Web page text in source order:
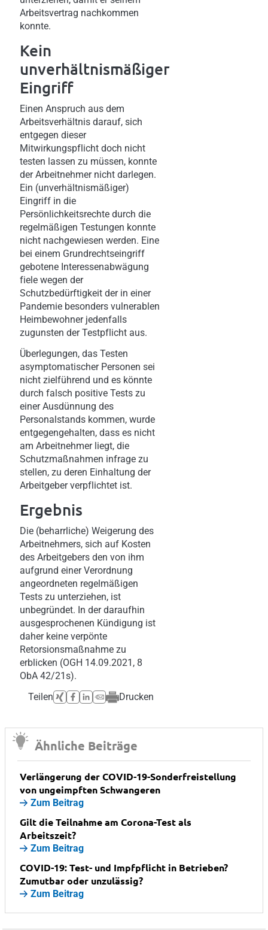
Arbeitsvertrag nachkommen
konnte.
Kein
unverhältnismäßiger
Eingriff
Einen Anspruch aus dem
Arbeitsverhältnis darauf, sich
entgegen dieser
Mitwirkungspflicht doch nicht
testen lassen zu müssen, konnte
der Arbeitnehmer nicht darlegen.
Ein (unverhältnismäßiger)
Eingriff in die
Persönlichkeitsrechte durch die
regelmäßigen Testungen konnte
nicht nachgewiesen werden. Eine
bei einem Grundrechtseingriff
gebotene Interessenabwägung
fiele wegen der
Schutzbedürftigkeit der in einer
Pandemie besonders vulnerablen
Heimbewohner jedenfalls
zugunsten der Testpflicht aus.
Überlegungen, das Testen
asymptomatischer Personen sei
nicht zielführend und es könnte
durch falsch positive Tests zu
einer Ausdünnung des
Personalstands kommen, wurde
entgegengehalten, dass es nicht
am Arbeitnehmer liegt, die
Schutzmaßnahmen infrage zu
stellen, zu deren Einhaltung der
Arbeitgeber verpflichtet ist.
Ergebnis
Die (beharrliche) Weigerung des
Arbeitnehmers, sich auf Kosten
des Arbeitgebers den von ihm
aufgrund einer Verordnung
angeordneten regelmäßigen
Tests zu unterziehen, ist
unbegründet. In der daraufhin
ausgesprochenen Kündigung ist
daher keine verpönte
Retorsionsmaßnahme zu
erblicken (OGH 14.09.2021, 8
ObA 42/21s).
Teilen
Drucken
Ähnliche Beiträge
Verlängerung der COVID-19-Sonderfreistellung
von ungeimpften Schwangeren
Zum Beitrag
Gilt die Teilnahme am Corona-Test als
Arbeitszeit?
Zum Beitrag
COVID-19: Test- und Impfpflicht in Betrieben?
Zumutbar oder unzulässig?
Zum Beitrag